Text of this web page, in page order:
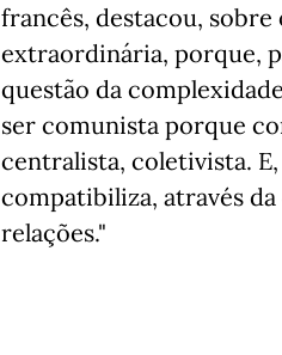
francês, destacou,
extraordinária, porque,
questão da
ser comunista porque
centralista, coletivista.
compatibiliza, através
relações."